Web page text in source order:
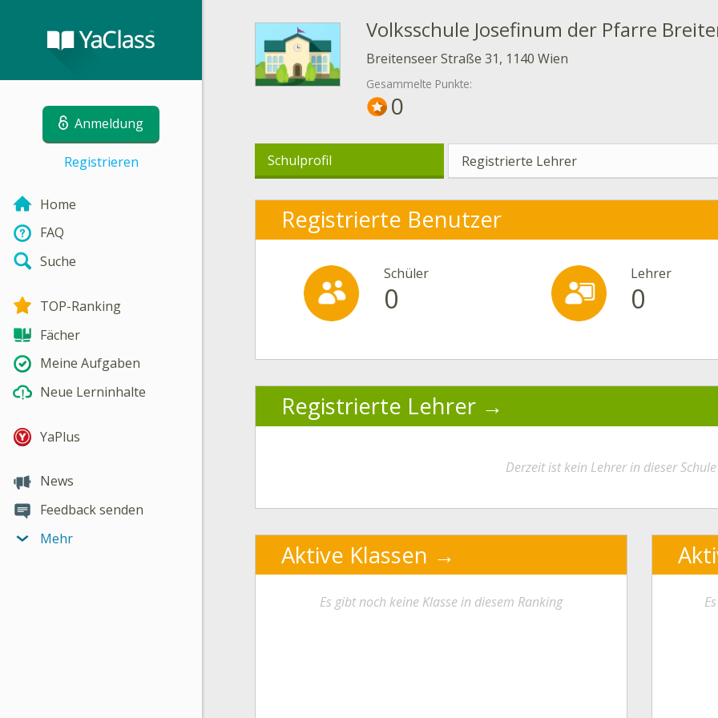
Anmeldung
Registrieren
Home
FAQ
Suche
TOP-Ranking
Fächer
Meine Aufgaben
Neue Lerninhalte
YaPlus
News
Feedback senden
Mehr
Volksschule Josefinum der Pfarre
Breitenseer Straße 31, 1140 Wien
Gesammelte Punkte:
0
Schulprofil Registrierte Lehrer
Registrierte Benutzer
Schüler
0
Lehrer
0
Registrierte Lehrer
Derzeit ist kein Lehrer in dieser
Aktive Klassen
Es gibt noch keine Klasse in diesem Ranking